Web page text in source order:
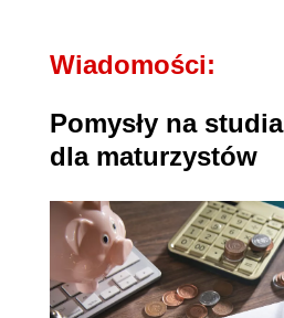
Wiadomości:
Pomysły na studia
dla maturzystów